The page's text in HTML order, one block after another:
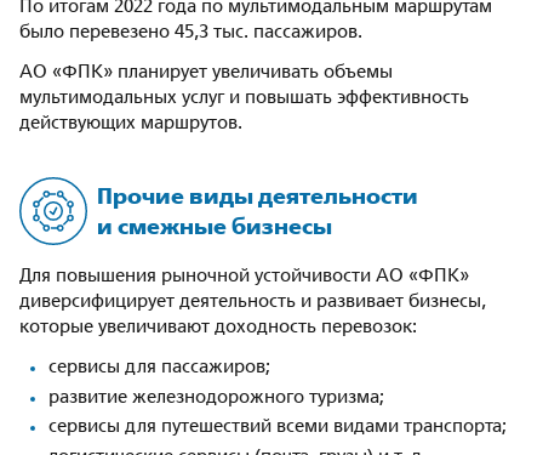
По итогам 2022 года по мультимодальным маршрутам
было перевезено 45,3 тыс. пассажиров.
АО «ФПК» планирует увеличивать объемы
мультимодальных услуг и повышать эффективность
действующих маршрутов.
Прочие виды деятельности
и смежные бизнесы
Для повышения рыночной устойчивости АО «ФПК»
диверсифицирует деятельность и развивает бизнесы,
которые увеличивают доходность перевозок:
сервисы для пассажиров;
развитие железнодорожного туризма;
сервисы для путешествий всеми видами транспорта;